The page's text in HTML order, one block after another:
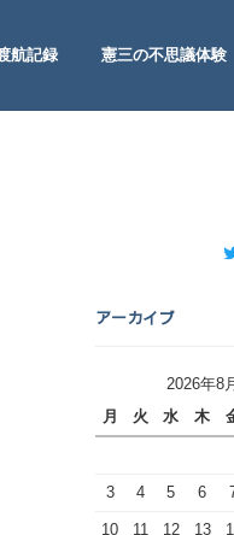
航記録
憲三の不思議体験
アーカイブ
2026年8
月
火 水 木
3 4 5 6
10 11 12 13